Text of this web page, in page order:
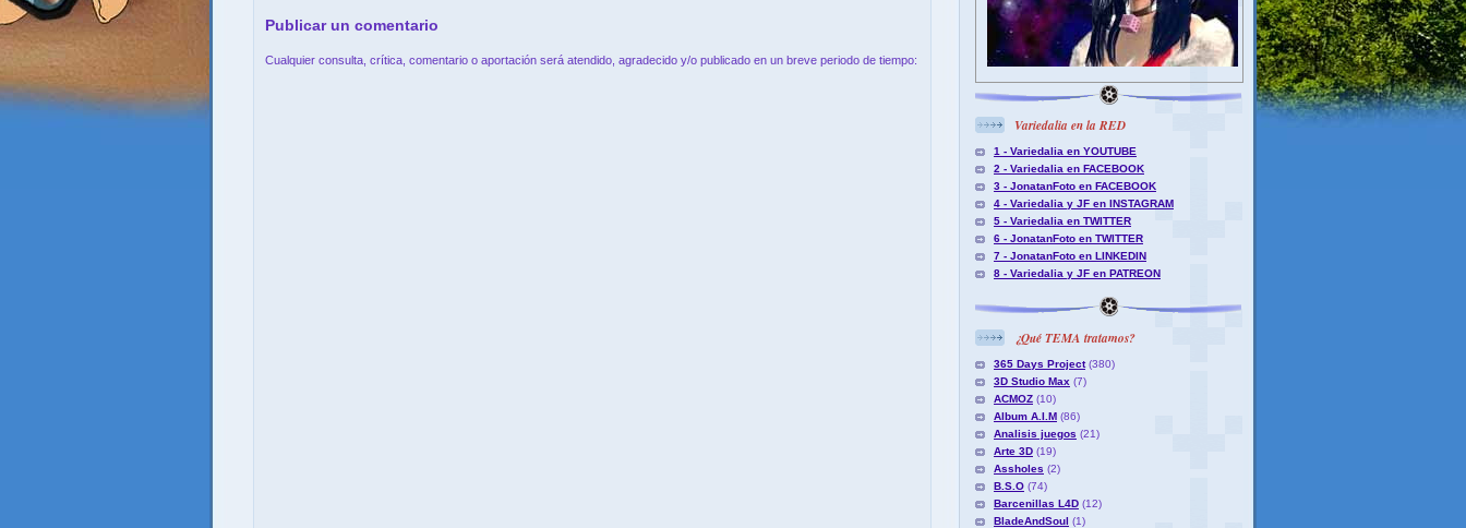
Publicar un comentario
Cualquier consulta, crítica, comentario o aportación será atendido, agradecido y/o publicado en un breve periodo de tiempo:
Variedalia en la RED
1 - Variedalia en YOUTUBE
2 - Variedalia en FACEBOOK
3 - JonatanFoto en FACEBOOK
4 - Variedalia y JF en INSTAGRAM
5 - Variedalia en TWITTER
6 - JonatanFoto en TWITTER
7 - JonatanFoto en LINKEDIN
8 - Variedalia y JF en PATREON
¿Qué TEMA tratamos?
365 Days Project (380)
3D Studio Max (7)
ACMOZ (10)
Album A.I.M (86)
Analisis juegos (21)
Arte 3D (19)
Assholes (2)
B.S.O (74)
Barcenillas L4D (12)
BladeAndSoul (1)